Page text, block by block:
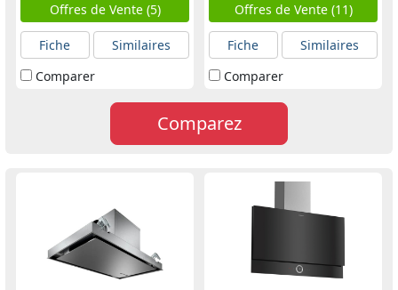
Offres de Vente (5)
Fiche
Similaires
Comparer
Offres de Vente (11)
Fiche
Similaires
Comparer
Comparez